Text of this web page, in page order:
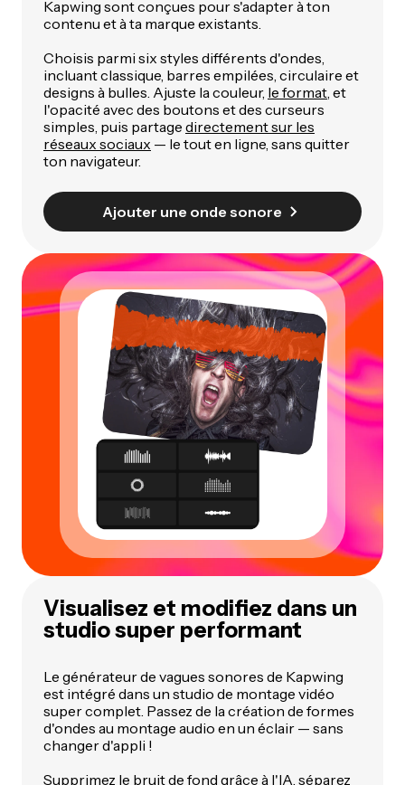
Kapwing sont conçues pour s'adapter à ton
contenu et à ta marque existants.
Choisis parmi six styles différents d'ondes,
incluant classique, barres empilées, circulaire et
designs à bulles. Ajuste la couleur, le format, et
l'opacité avec des boutons et des curseurs
simples, puis partage directement sur les
réseaux sociaux — le tout en ligne, sans quitter
ton navigateur.
Ajouter une onde sonore
Visualisez et modifiez dans un
studio super performant
Le générateur de vagues sonores de Kapwing
est intégré dans un studio de montage vidéo
super complet. Passez de la création de formes
d'ondes au montage audio en un éclair — sans
changer d'appli !
Supprimez le bruit de fond grâce à l'IA, séparez